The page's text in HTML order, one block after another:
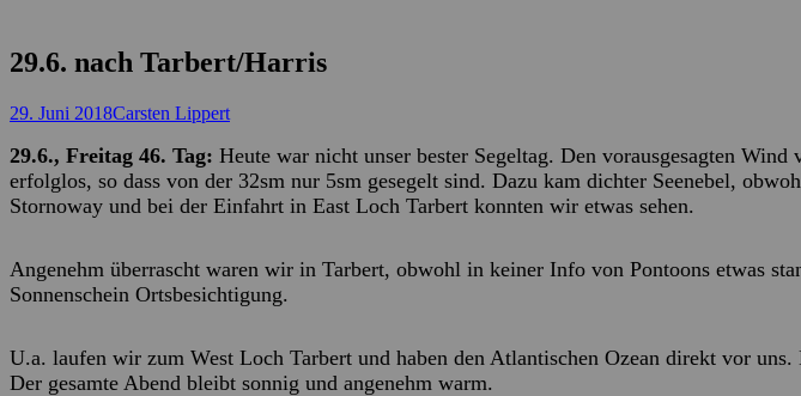
29.6. nach Tarbert/Harris
Posted
29. Juni 2018Autor
Carsten Lippert
29.6., Freitag 46. Tag: Heute war nicht unser bester Segeltag. Den vorausgesagten
erfolglos, so dass von der 32sm nur 5sm gesegelt sind. Dazu kam dichter Seenebel,
Stornoway und bei der Einfahrt in East Loch Tarbert konnten wir etwas sehen.
Angenehm überrascht waren wir in Tarbert, obwohl in keiner Info von Pontoons etwas
Sonnenschein Ortsbesichtigung.
U.a. laufen wir zum West Loch Tarbert und haben den Atlantischen Ozean direkt vor
Der gesamte Abend bleibt sonnig und angenehm warm.